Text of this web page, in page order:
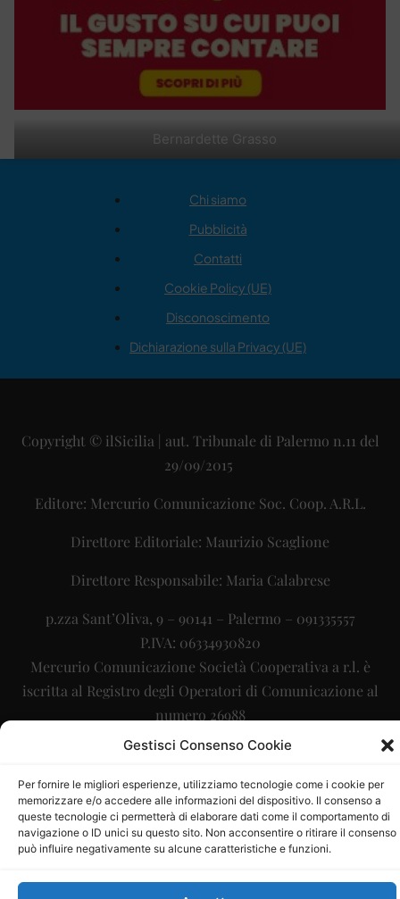
Gestisci Consenso Cookie
Per fornire le migliori esperienze, utilizziamo tecnologie come i cookie per
memorizzare e/o accedere alle informazioni del dispositivo. Il consenso a
queste tecnologie ci permetterà di elaborare dati come il comportamento di
navigazione o ID unici su questo sito. Non acconsentire o ritirare il consenso
può influire negativamente su alcune caratteristiche e funzioni.
Bernardette Grasso
Chi siamo
Pubblicità
Contatti
Cookie Policy (UE)
Disconoscimento
Dichiarazione sulla Privacy (UE)
Copyright © ilSicilia | aut. Tribunale di Palermo n.11 del
29/09/2015
Editore: Mercurio Comunicazione Soc. Coop. A.R.L.
Direttore Editoriale: Maurizio Scaglione
Direttore Responsabile: Maria Calabrese
p.zza Sant’Oliva, 9 – 90141 – Palermo – 091335557
P.IVA: 06334930820
Mercurio Comunicazione Società Cooperativa a r.l. è
iscritta al Registro degli Operatori di Comunicazione al
numero 26988
Sito gestito daLa Digitale srl– info@ladigitale.it